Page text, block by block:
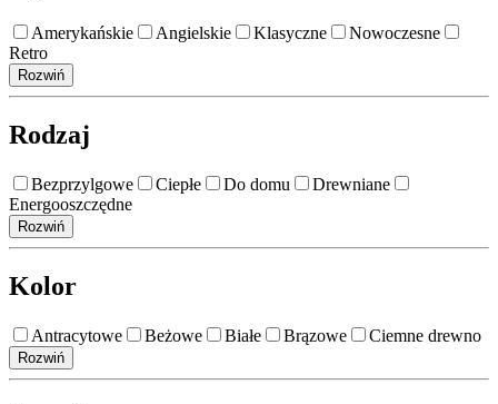
Amerykańskie Angielskie Klasyczne
Nowoczesne
Retro
Rozwiń
Rodzaj
Bezprzylgowe Ciepłe Do domu
Drewniane
Energooszczędne
Rozwiń
Kolor
Antracytowe Beżowe Białe Brązowe Ciemne drewno
Rozwiń